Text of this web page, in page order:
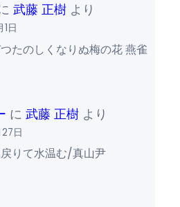
武藤 正樹 より
日
たのしくなりぬ梅の花 燕雀
に武藤 正樹 より
日
りて水温む/真山尹